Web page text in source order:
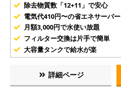
除去物質数「12+11」で安心
電気代410円〜の省エネサーバー
月額3,000円で水使い放題
フィルター交換は片手で簡単
大容量タンクで給水が楽
詳細ページ